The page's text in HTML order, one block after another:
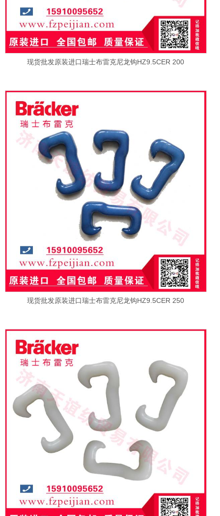
现货批发原装进口瑞士布雷克尼龙钩HZ9.5CER 200
现货批发原装进口瑞士布雷克尼龙钩HZ9.5CER 250